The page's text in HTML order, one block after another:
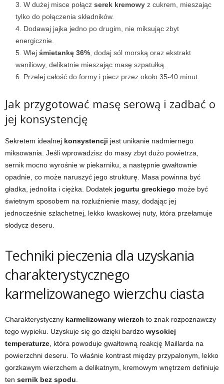
W dużej misce połącz serek kremowy z cukrem, mieszając
tylko do połączenia składników.
Dodawaj jajka jedno po drugim, nie miksując zbyt
energicznie.
Wlej śmietankę 36% , dodaj sól morską oraz ekstrakt
waniliowy, delikatnie mieszając masę szpatułką.
Przelej całość do formy i piecz przez około 35-40 minut.
Jak przygotować masę serową i zadbać o
jej konsystencję
Sekretem idealnej konsystencji jest unikanie nadmiernego
miksowania. Jeśli wprowadzisz do masy zbyt dużo powietrza,
sernik mocno wyrośnie w piekarniku, a następnie gwałtownie
opadnie, co może naruszyć jego strukturę. Masa powinna być
gładka, jednolita i ciężka. Dodatek jogurtu greckiego może być
świetnym sposobem na rozluźnienie masy, dodając jej
jednocześnie szlachetnej, lekko kwaskowej nuty, która przełamuje
słodycz deseru.
Techniki pieczenia dla uzyskania
charakterystycznego
karmelizowanego wierzchu ciasta
Charakterystyczny karmelizowany wierzch to znak rozpoznawczy
tego wypieku. Uzyskuje się go dzięki bardzo wysokiej
temperaturze , która powoduje gwałtowną reakcję Maillarda na
powierzchni deseru. To właśnie kontrast między przypalonym, lekko
gorzkawym wierzchem a delikatnym, kremowym wnętrzem definiuje
ten sernik bez spodu